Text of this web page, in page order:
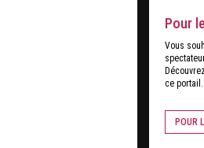
Pour
Vous
ce portail.
POUR